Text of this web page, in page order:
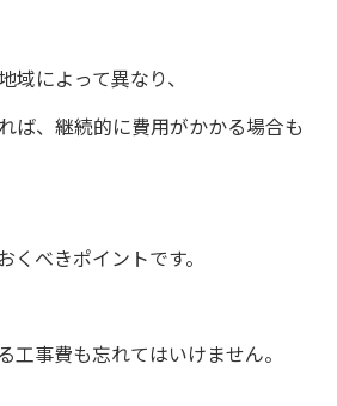
域によって異なり、
ば、継続的に費用がかかる場合も
くべきポイントです。
工事費も忘れてはいけません。